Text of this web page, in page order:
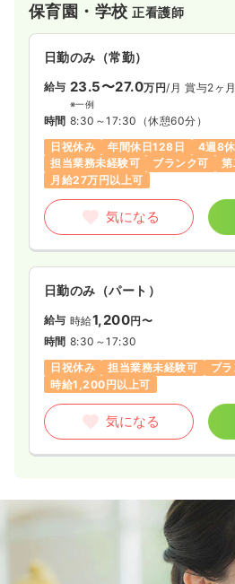
保育園・学校正看護師
日勤のみ（常勤）
給与 23.5〜27.0万円/月 賞与2ヶ月
※一例
時間 8:30～17:30 （休憩60分）
日祝休み
年間休日128日
4週8
担当業務未経験可
ブランク可
第
月給27万円以上可
気になる
日勤のみ（パート）
給与 時給1,200円〜
時間 8:30～17:30
日祝休み
担当業務未経験可 ブ
時給1,200円以上可
気になる